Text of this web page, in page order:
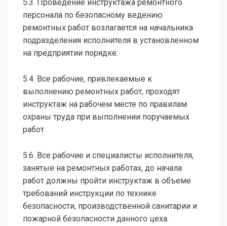
5.3. Проведение инструктажа ремонтного
персонала по безопасному ведению
ремонтных работ возлагается на начальника
подразделения исполнителя в установленном
на предприятии порядке.
5.4. Все рабочие, привлекаемые к
выполнению ремонтных работ, проходят
инструктаж на рабочем месте по правилам
охраны труда при выполнении поручаемых
работ.
5.6. Все рабочие и специалисты исполнителя,
занятые на ремонтных работах, до начала
работ должны пройти инструктаж в объеме
требований инструкции по технике
безопасности, производственной санитарии и
пожарной безопасности данного цеха.